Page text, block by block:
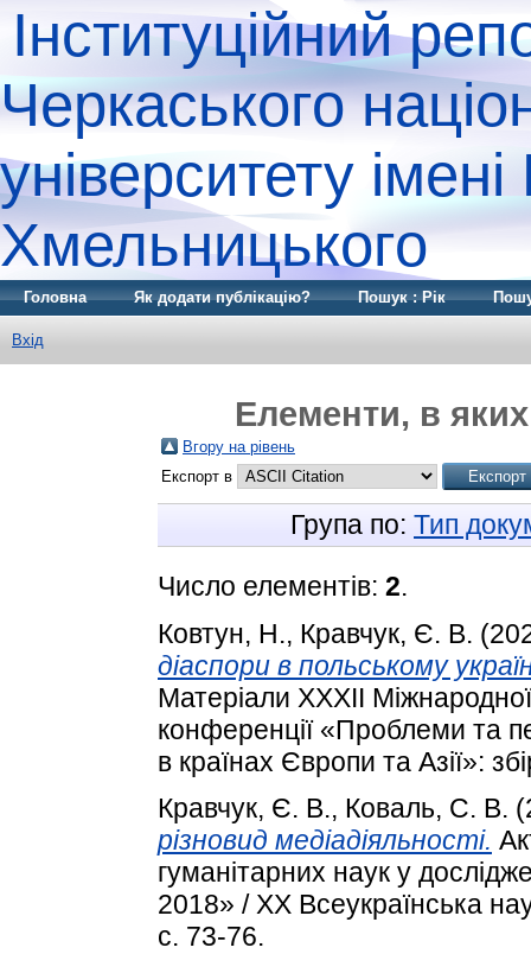
Інституційний
Черкаського
університету
Хмельницького
Головна Як додати публікацію? Пошук : Рік
Вхід
Елементи, в
Вгору на рівень
Експорт в
Група по: Тип
Число елементів: 2.
Ковтун, Н., Кравчук, Є. В.
діаспори в польському
Матеріали ХХХІІ
конференції «Проблеми та
в країнах Європи та Азії»:
Кравчук, Є. В., Коваль, С. В.
різновид медіадіяльності.
гуманітарних наук у
2018» / XX Всеукраїнська
с. 73-76.